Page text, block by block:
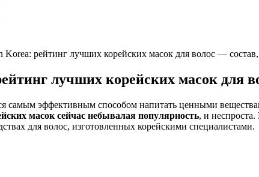
Korea: рейтинг лучших корейских масок для волос — состав,
лучших корейских масок для
самым эффективным способом напитать ценными
масок сейчас небывалая популярность, и
для волос, изготовленных корейскими специалистами.